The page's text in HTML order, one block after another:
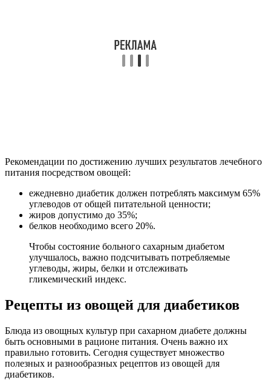
Рекомендации по достижению лучших результатов лечебного
питания посредством овощей:
ежедневно диабетик должен потреблять максимум 65%
углеводов от общей питательной ценности;
жиров допустимо до 35%;
белков необходимо всего 20%.
Чтобы состояние больного сахарным диабетом
улучшалось, важно подсчитывать потребляемые
углеводы, жиры, белки и отслеживать
гликемический индекс.
Рецепты из овощей для диабетиков
Блюда из овощных культур при сахарном диабете должны
быть основными в рационе питания. Очень важно их
правильно готовить. Сегодня существует множество
полезных и разнообразных рецептов из овощей для
диабетиков.